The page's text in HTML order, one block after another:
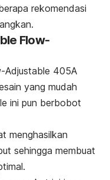
rekomendasi
Flow-
Adjustable 405A
yang mudah
ini pun berbobot
menghasilkan
sehingga membuat